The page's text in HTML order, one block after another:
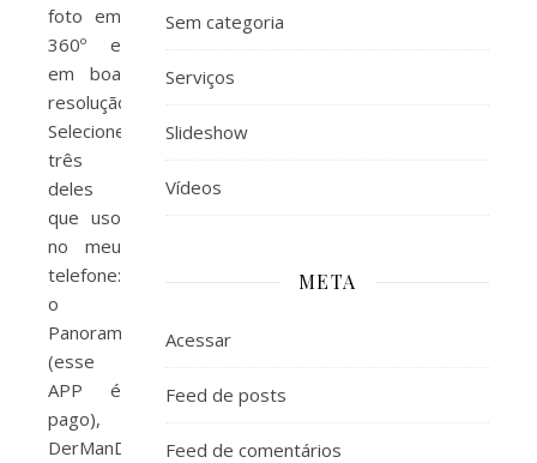
foto em
360º e
em boa
resolução!
Selecionei
três
deles
que uso
no meu
telefone:
o
Panorama
(esse
APP é
pago),
DerManDar
Sem categoria
Serviços
Slideshow
Vídeos
META
Acessar
Feed de posts
Feed de comentários